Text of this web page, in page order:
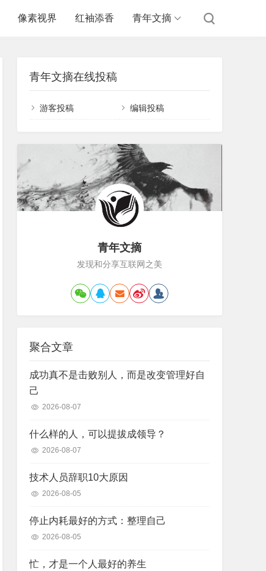
像素视界 红袖添香 青年文摘
青年文摘在线投稿
游客投稿 编辑投稿
青年文摘
发现和分享互联网之美
聚合文章
成功真不是击败别人，而是改变管理好自
己
2026-08-07
什么样的人，可以提拔成领导？
2026-08-07
技术人员辞职10大原因
2026-08-05
停止内耗最好的方式：整理自己
2026-08-05
忙，才是一个人最好的养生